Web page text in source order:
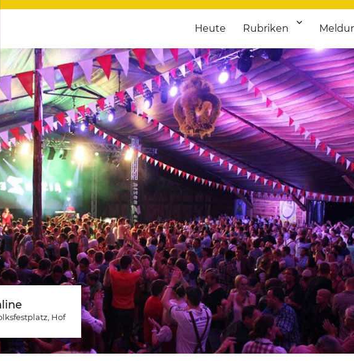
Veranstaltungsportal für
für Hof und Hochfranken. Täglich aktuelle Termine von Kultur bis Sport, von
Heute Rubriken
, Hof